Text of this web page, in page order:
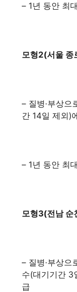
– 1년 동안 최
모형2(서울 종
– 질병·부상으
간 14일 제외)
– 1년 동안 최
모형3(전남 순
– 질병·부상으
수(대기기간 3
급